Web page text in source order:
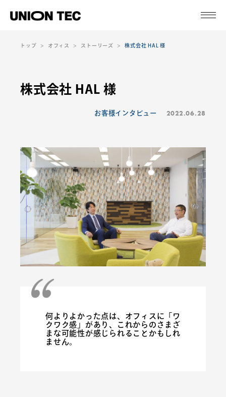
トップ オフィス ストーリーズ 株式会社 HAL 様
株式会社 HAL 様
お客様インタビュー 2022.06.28
何よりよかった点は、オフィスに「ワ
クワク感」があり、これからのさまざ
まな可能性が感じられることかもしれ
ません。